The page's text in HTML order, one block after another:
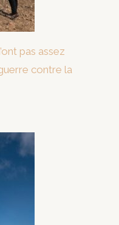
pas assez
contre la